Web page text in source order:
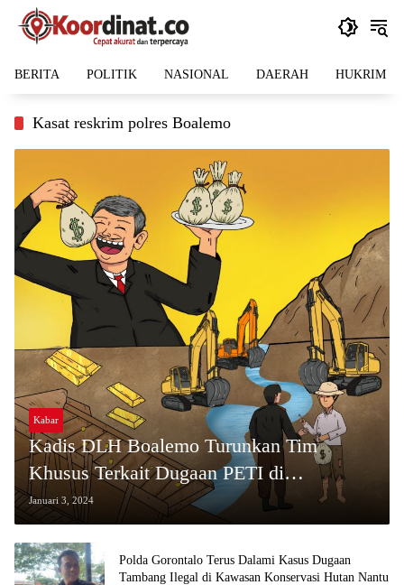
Langsung
BERITA POLITIK NASIONAL DAERAH HUKRIM
Kasat reskrim polres Boalemo
Kabar
Kadis DLH Boalemo Turunkan Tim
Khusus Terkait Dugaan PETI di
Kec.Mananggu
Januari 3, 2024
Polda Gorontalo Terus Dalami Kasus Dugaan
Tambang Ilegal di Kawasan Konservasi Hutan Nantu